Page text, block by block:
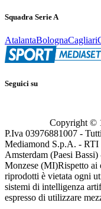
Squadra Serie A
AtalantaBolognaCagliari
Seguici su
Copyright ©
P.Iva 03976881007 -
Mediamond S.p.A. - RTI
Amsterdam (Paesi
Monzese (MI)Rispetto ai
riprodotti è vietata ogni
sistemi di intelligenza
espresso di utilizzare